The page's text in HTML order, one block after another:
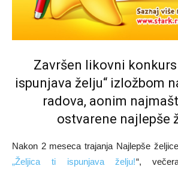
Završen likovni konkurs
ispunjava želju“ izložbom
radova, aonim
ostvarene najlepše
Nakon 2 meseca trajanja Najlepše
„Željica ti ispunjava želju!“,